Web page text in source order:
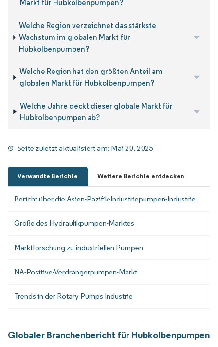
Markt für Hubkolbenpumpen?
Welche Region verzeichnet das stärkste
Wachstum im globalen Markt für
Hubkolbenpumpen?
Welche Region hat den größten Anteil am
globalen Markt für Hubkolbenpumpen?
Welche Jahre deckt dieser globale Markt für
Hubkolbenpumpen ab?
Seite zuletzt aktualisiert am: Mai 20, 2025
Verwandte Berichte Weitere Berichte entdecken
Bericht über die Asien-Pazifik-Industriepumpen-Industrie
Größe des Hydraulikpumpen-Marktes
Marktforschung zu industriellen Pumpen
NA-Positive-Verdrängerpumpen-Markt
Trends in der Rotary Pumps Industrie
Globaler Branchenbericht für Hubkolbenpumpen